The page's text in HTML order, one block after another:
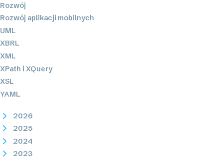
Rozwój
Rozwój aplikacji mobilnych
UML
XBRL
XML
XPath i XQuery
XSL
YAML
2026
2025
2024
2023